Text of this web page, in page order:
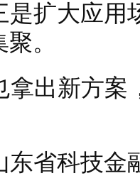
是扩大应用
。
新方案
省科技金